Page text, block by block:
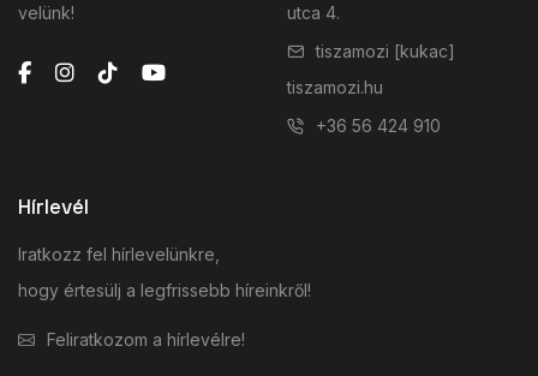
velünk!
utca 4.
tiszamozi [kukac]
tiszamozi.hu
+36 56 424 910
Hírlevél
Iratkozz fel hírlevelünkre,
hogy értesülj a legfrissebb híreinkről!
Feliratkozom a hírlevélre!